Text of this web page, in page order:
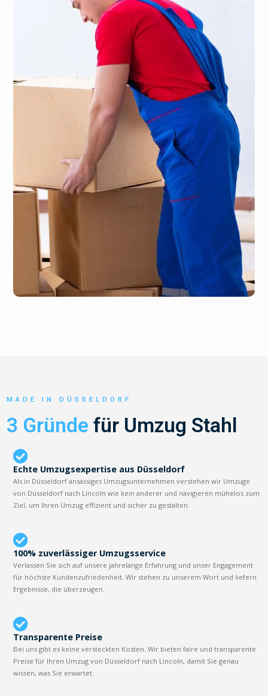
MADE IN DÜSSELDORF
3 Gründe für Umzug Stahl
Echte Umzugsexpertise aus Düsseldorf
Als in Düsseldorf ansässiges Umzugsunternehmen verstehen wir Umzüge
von Düsseldorf nach Lincoln wie kein anderer und navigieren mühelos zum
Ziel, um Ihren Umzug effizient und sicher zu gestalten.
100% zuverlässiger Umzugsservice
Verlassen Sie sich auf unsere jahrelange Erfahrung und unser Engagement
für höchste Kundenzufriedenheit. Wir stehen zu unserem Wort und liefern
Ergebnisse, die überzeugen.
Transparente Preise
Bei uns gibt es keine versteckten Kosten. Wir bieten faire und transparente
Preise für Ihren Umzug von Düsseldorf nach Lincoln, damit Sie genau
wissen, was Sie erwartet.